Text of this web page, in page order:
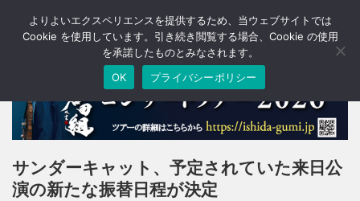
T
o
a
v
i
g
サンダーキャット、予定されていた来日公
演の新たな振替日程が決定
よりよいエクスペリエンスを提供するため、当ウェブサイトでは
Cookie を使用しています。引き続き閲覧する場合、Cookie の使用
を承諾したものとみなされます。
OK
プライバシーポリシー